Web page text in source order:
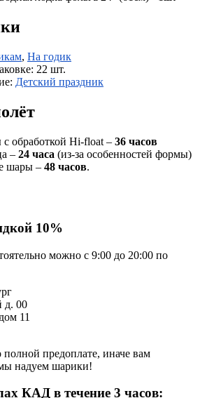
, На годик
22 шт.
Детский праздник
обработкой Hi-float – 36 часов
– 24 часа (из-за особенностей формы)
шары – 48 часов.
10%
можно с 9:00 до 20:00 по
д. 00
11
предоплате, иначе вам
надуем шарики!
КАД в течение 3 часов: